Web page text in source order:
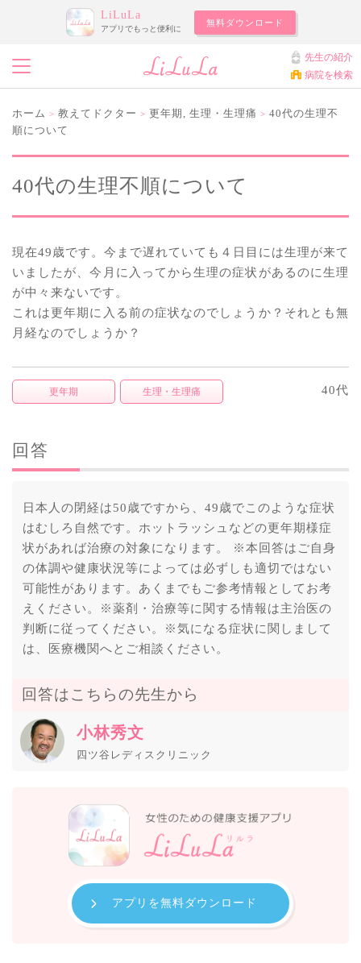
LiLuLa
アプリでもっと便利に
無料ダウンロード
先生の紹介
病院を検索
ホーム > 教えてドクター > 更年期 , 生理・生理痛 > 40代の生理不
順について
40代の生理不順について
現在49歳です。今まで遅れていても４日目には生理が来て
いましたが、今月に入ってから生理の症状があるのに生理
が中々来ないです。
これは更年期に入る前の症状なのでしょうか？それとも無
月経なのでしょうか？
更年期 生理・生理痛 40代
回答
日本人の閉経は50歳ですから、49歳でこのような症状
はむしろ自然です。ホットラッシュなどの更年期様症
状があれば治療の対象になります。 ※本回答はご自身
の体調や健康状況等によっては必ずしも適切ではない
可能性があります。あくまでもご参考情報としてお考
えください。※薬剤・治療等に関する情報は主治医の
判断に従ってください。※気になる症状に関しまして
は、医療機関へとご相談ください。
回答はこちらの先生から
小林秀文
四ツ谷レディスクリニック
アプリを無料ダウンロード